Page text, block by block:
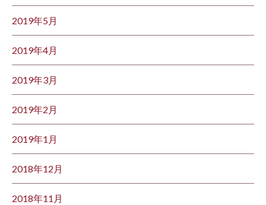
2019年5月
2019年4月
2019年3月
2019年2月
2019年1月
2018年12月
2018年11月